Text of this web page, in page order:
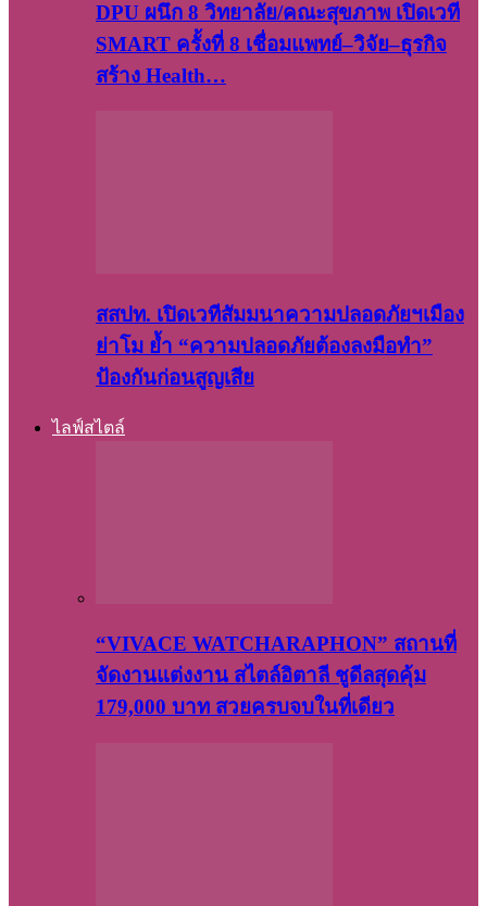
DPU ผนึก 8 วิทยาลัย/คณะสุขภาพ เปิดเวที
SMART ครั้งที่ 8 เชื่อมแพทย์–วิจัย–ธุรกิจ
สร้าง Health…
สสปท. เปิดเวทีสัมมนาความปลอดภัยฯเมือง
ย่าโม ย้ำ “ความปลอดภัยต้องลงมือทำ”
ป้องกันก่อนสูญเสีย
ไลฟ์สไตล์
“VIVACE WATCHARAPHON” สถานที่
จัดงานแต่งงาน สไตล์อิตาลี ชูดีลสุดคุ้ม
179,000 บาท สวยครบจบในที่เดียว